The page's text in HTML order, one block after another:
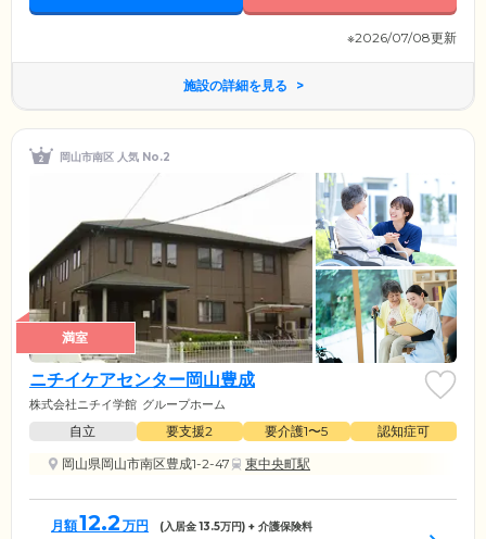
※2026/07/08更新
施設の詳細を見る
岡山市南区 人気 No.2
満室
ニチイケアセンター岡山豊成
株式会社ニチイ学館 グループホーム
自立 要支援2 要介護1〜5
認知症可
岡山県岡山市南区豊成1-2-47
東中央町駅
月額12.2 万円 (入居金13.5万円) + 介護保険料